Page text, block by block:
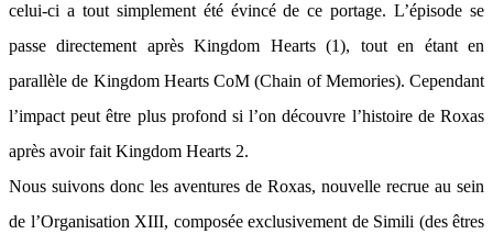
celui-ci a tout simplement été évincé de ce portage. L’épisode se
passe directement après Kingdom Hearts (1), tout en étant en
parallèle de Kingdom Hearts CoM (Chain of Memories). Cependant
l’impact peut être plus profond si l’on découvre l’histoire de Roxas
après avoir fait Kingdom Hearts 2.
Nous suivons donc les aventures de Roxas, nouvelle recrue au sein
de l’Organisation XIII, composée exclusivement de Simili (des êtres